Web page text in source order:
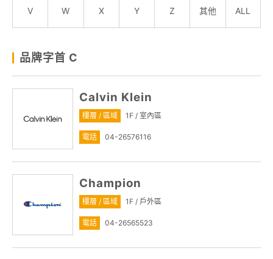
V W X Y Z 其他 ALL
品牌字首 C
Calvin Klein
樓層 / 區域 1F / 室內區
電話 04-26576116
Champion
樓層 / 區域 1F / 戶外區
電話 04-26565523